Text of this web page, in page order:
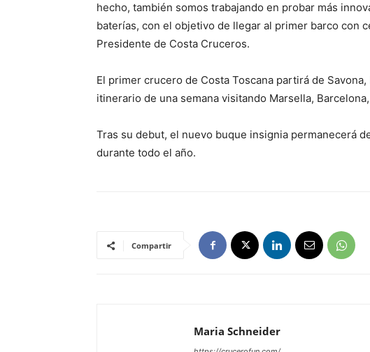
hecho, también somos trabajando en probar más
baterías, con el objetivo de llegar al primer barco con
Presidente de Costa Cruceros.
El primer crucero de Costa Toscana partirá de
itinerario de una semana visitando Marsella,
Tras su debut, el nuevo buque insignia permanecerá
durante todo el año.
Compartir
Maria Schneider